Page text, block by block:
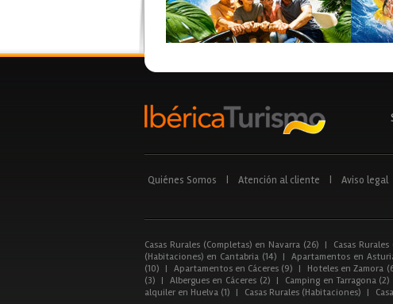
Quiénes Somos Atención al cliente Aviso legal
Casas Rurales (Completas) en Navarra (26) | Casas
(Habitaciones) en Cantabria (14)
| Apartamentos en
(10)
| Apartamentos en Cáceres (9) | Hoteles en Zamora
(3)
| Albergues en Cáceres (2) | Camping en Tarragona (2)
alquiler en Huelva (1)
| Casas Rurales (Habitaciones) |